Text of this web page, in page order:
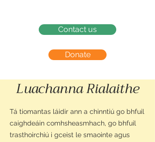
Donate
Contact us
Luachanna Rialaithe
Tá tiomantas láidir ann a chinntiú go bhfuil
caighdeáin comhsheasmhach, go bhfuil
trasthoirchiú i gceist le smaointe agus